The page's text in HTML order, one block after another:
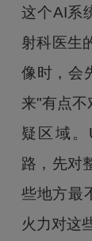
这个AI系
射科医生
像时，会
来"有点不
疑区域
路，先对
些地方最
火力对这